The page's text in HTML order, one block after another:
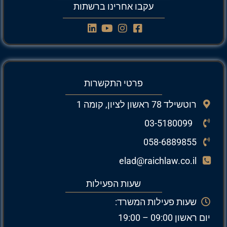
עקבו אחרינו ברשתות
פרטי התקשרות
רוטשילד 78 ראשון לציון, קומה 1
058-6889855
elad@raichlaw.co.il
שעות הפעילות
שעות פעילות המשרד:
יום ראשון 09:00 – 19:00